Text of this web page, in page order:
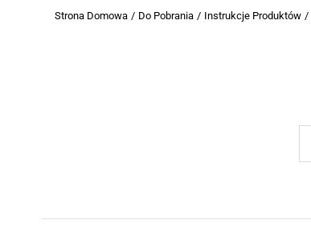
Strona Domowa / Do Pobrania / Instrukcje Produktów /